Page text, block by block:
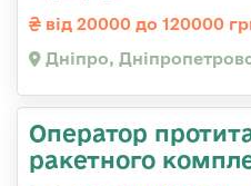
від 20000 до 120000
Дніпро,
Оператор
ракетного